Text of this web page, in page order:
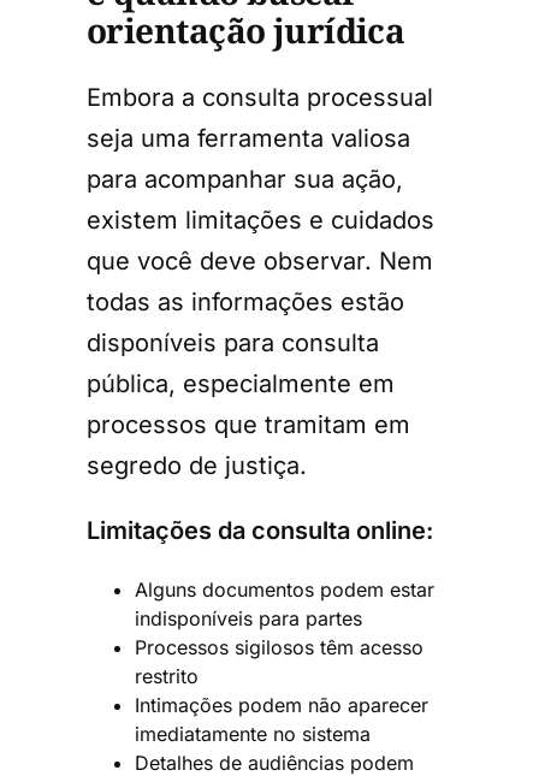
orientação jurídica
Embora a consulta processual
seja uma ferramenta valiosa
para acompanhar sua ação,
existem limitações e cuidados
que você deve observar. Nem
todas as informações estão
disponíveis para consulta
pública, especialmente em
processos que tramitam em
segredo de justiça.
Limitações da consulta online:
Alguns documentos podem estar
indisponíveis para partes
Processos sigilosos têm acesso
restrito
Intimações podem não aparecer
imediatamente no sistema
Detalhes de audiências podem